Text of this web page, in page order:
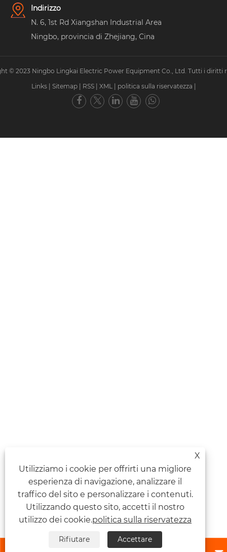
Indirizzo
N. 6, 1st Rd Xiangshan Industrial Area
Ningbo, provincia di Zhejiang, Cina
© 2023 Ningbo Lingkai Electric Power Equipment Co., Ltd. Tutti i diritti
Links
Sitemap RSS XML politica sulla riservatezza
X
Utilizziamo i cookie per offrirti una migliore
esperienza di navigazione, analizzare il
traffico del sito e personalizzare i contenuti.
Utilizzando questo sito, accetti il ​​nostro
utilizzo dei cookie.politica sulla riservatezza
Rifiutare Accettare